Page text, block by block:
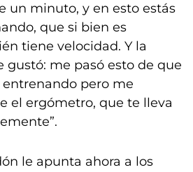
un minuto, y en esto estás
que si bien es
tiene velocidad. Y la
gustó: me pasó esto de que
pero me
el ergómetro, que te lleva
le apunta ahora a los